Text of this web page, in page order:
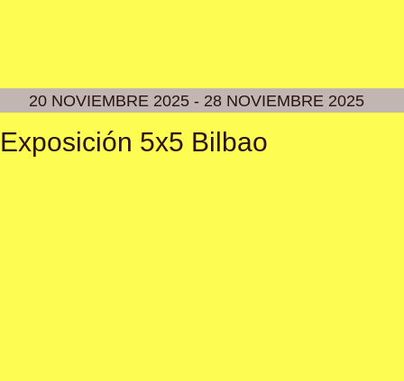
20 NOVIEMBRE 2025 - 28 NOVIEMBRE 2025
Exposición 5x5 Bilbao